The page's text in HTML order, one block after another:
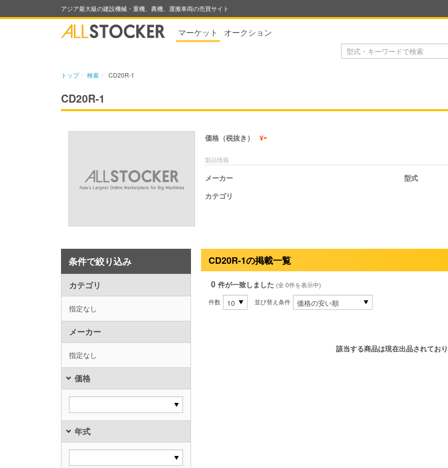
アジア最大級の建設機械・重機、農機、運搬車両の売買サイト
マーケット オークション
トップ 検索 CD20R-1
CD20R-1
価格（税抜き） ¥-
製品情報
メーカー
カテゴリ
型式
条件で絞り込み
カテゴリ
指定なし
メーカー
指定なし
価格
年式
CD20R-1の掲載一覧
0 件が一致しました (全 0件を表示中)
件数
並び替え条件
該当する商品は現在出品されてお